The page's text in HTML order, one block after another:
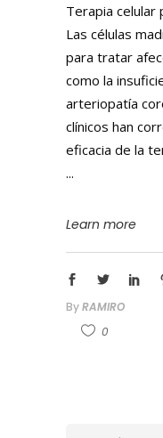
Terapia celular
Las células
para tratar
como la
arteriopatía
clínicos han
eficacia de la
Learn more
ByRAMIRO
0